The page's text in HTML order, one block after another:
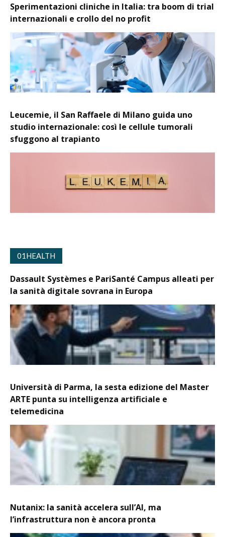
Sperimentazioni cliniche in Italia: tra boom di trial
internazionali e crollo del no profit
Leucemie, il San Raffaele di Milano guida uno
studio internazionale: così le cellule tumorali
sfuggono al trapianto
01HEALTH
Dassault Systèmes e PariSanté Campus alleati per
la sanità digitale sovrana in Europa
Università di Parma, la sesta edizione del Master
ARTE punta su intelligenza artificiale e
telemedicina
Nutanix: la sanità accelera sull’AI, ma
l’infrastruttura non è ancora pronta